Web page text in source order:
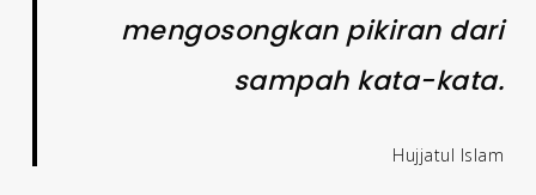
mengosongkan pikiran dari
sampah kata-kata.
Hujjatul Islam